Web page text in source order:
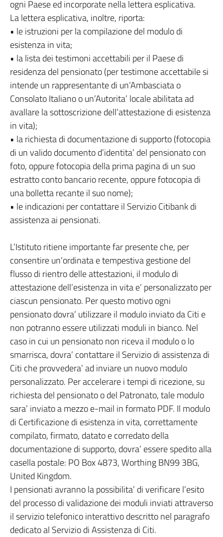
ogni Paese ed incorporate nella lettera esplicativa.
La lettera esplicativa, inoltre, riporta:
• le istruzioni per la compilazione del modulo di
esistenza in vita;
• la lista dei testimoni accettabili per il Paese di
residenza del pensionato (per testimone accettabile si
intende un rappresentante di un’Ambasciata o
Consolato Italiano o un’Autorita’ locale abilitata ad
avallare la sottoscrizione dell’attestazione di esistenza
in vita);
• la richiesta di documentazione di supporto (fotocopia
di un valido documento d’identita’ del pensionato con
foto, oppure fotocopia della prima pagina di un suo
estratto conto bancario recente, oppure fotocopia di
una bolletta recante il suo nome);
• le indicazioni per contattare il Servizio Citibank di
assistenza ai pensionati.
L’Istituto ritiene importante far presente che, per
consentire un’ordinata e tempestiva gestione del
flusso di rientro delle attestazioni, il modulo di
attestazione dell’esistenza in vita e’ personalizzato per
ciascun pensionato. Per questo motivo ogni
pensionato dovra’ utilizzare il modulo inviato da Citi e
non potranno essere utilizzati moduli in bianco. Nel
caso in cui un pensionato non riceva il modulo o lo
smarrisca, dovra’ contattare il Servizio di assistenza di
Citi che provvedera’ ad inviare un nuovo modulo
personalizzato. Per accelerare i tempi di ricezione, su
richiesta del pensionato o del Patronato, tale modulo
sara’ inviato a mezzo e-mail in formato PDF. Il modulo
di Certificazione di esistenza in vita, correttamente
compilato, firmato, datato e corredato della
documentazione di supporto, dovra’ essere spedito alla
casella postale: PO Box 4873, Worthing BN99 3BG,
United Kingdom.
I pensionati avranno la possibilita’ di verificare l’esito
del processo di validazione dei moduli inviati attraverso
il servizio telefonico interattivo descritto nel paragrafo
dedicato al Servizio di Assistenza di Citi.